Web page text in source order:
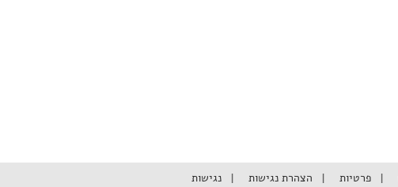
פרטיות הצהרת נגישות נגישות